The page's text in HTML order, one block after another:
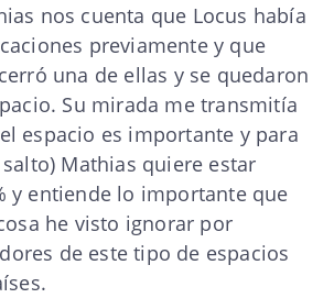
nos cuenta que Locus había
previamente y que
una de ellas y se quedaron
Su mirada me transmitía
espacio es importante y para
Mathias quiere estar
y entiende lo importante que
he visto ignorar por
de este tipo de espacios